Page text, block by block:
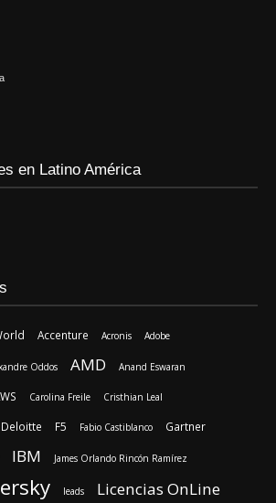
en Latino América
Accenture Acronis Adobe
Oddos AMD Anand Eswaran
Carolina Freile Cristhian Leal
Deloitte F5 Fabio Castiblanco Gartner
IBM James Orlando Rincón Ramírez
leads Licencias OnLine